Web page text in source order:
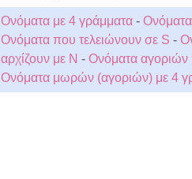
Ονόματα με 4 γράμματα-
Ονόματα που τελειώνουν σε S -
αρχίζουν με N - Ονόματα αγοριών
Ονόματα μωρών (αγοριών) με 4